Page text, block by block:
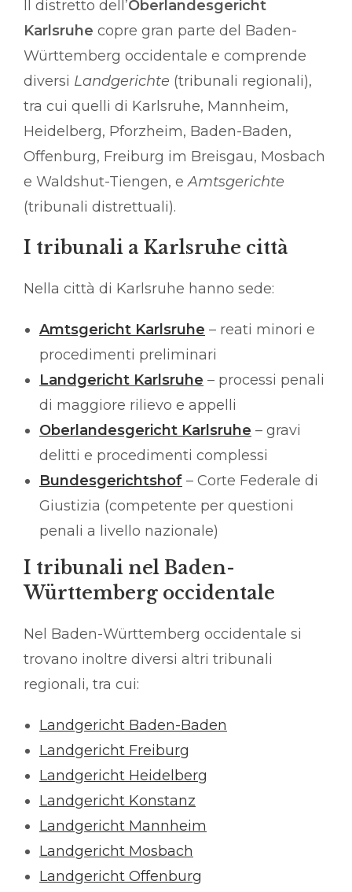
Il distretto dell’Oberlandesgericht
Karlsruhe copre gran parte del Baden-
Württemberg occidentale e comprende
diversi Landgerichte (tribunali regionali),
tra cui quelli di Karlsruhe, Mannheim,
Heidelberg, Pforzheim, Baden-Baden,
Offenburg, Freiburg im Breisgau, Mosbach
e Waldshut-Tiengen, eAmtsgerichte
(tribunali distrettuali).
I tribunali a Karlsruhe città
Nella città di Karlsruhe hanno sede:
Amtsgericht Karlsruhe – reati minori e
procedimenti preliminari
Landgericht Karlsruhe – processi penali
di maggiore rilievo e appelli
Oberlandesgericht Karlsruhe – gravi
delitti e procedimenti complessi
Bundesgerichtshof – Corte Federale di
Giustizia (competente per questioni
penali a livello nazionale)
I tribunali nel Baden-
Württemberg occidentale
Nel Baden-Württemberg occidentale si
trovano inoltre diversi altri tribunali
regionali, tra cui:
Landgericht Baden-Baden
Landgericht Freiburg
Landgericht Heidelberg
Landgericht Konstanz
Landgericht Mannheim
Landgericht Mosbach
Landgericht Offenburg